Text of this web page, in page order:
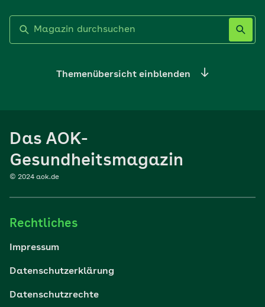
Themenübersicht einblenden
Sport
Reisen
Wohlbefinden
Das AOK-
Gesundheitsmagazin
© 2024 aok.de
Rechtliches
Impressum
Datenschutzerklärung
Datenschutzrechte